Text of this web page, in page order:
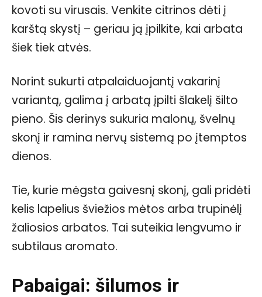
kovoti su virusais. Venkite citrinos dėti į
karštą skystį – geriau ją įpilkite, kai arbata
šiek tiek atvės.
Norint sukurti atpalaiduojantį vakarinį
variantą, galima į arbatą įpilti šlakelį šilto
pieno. Šis derinys sukuria malonų, švelnų
skonį ir ramina nervų sistemą po įtemptos
dienos.
Tie, kurie mėgsta gaivesnį skonį, gali pridėti
kelis lapelius šviežios mėtos arba trupinėlį
žaliosios arbatos. Tai suteikia lengvumo ir
subtilaus aromato.
Pabaigai: šilumos ir